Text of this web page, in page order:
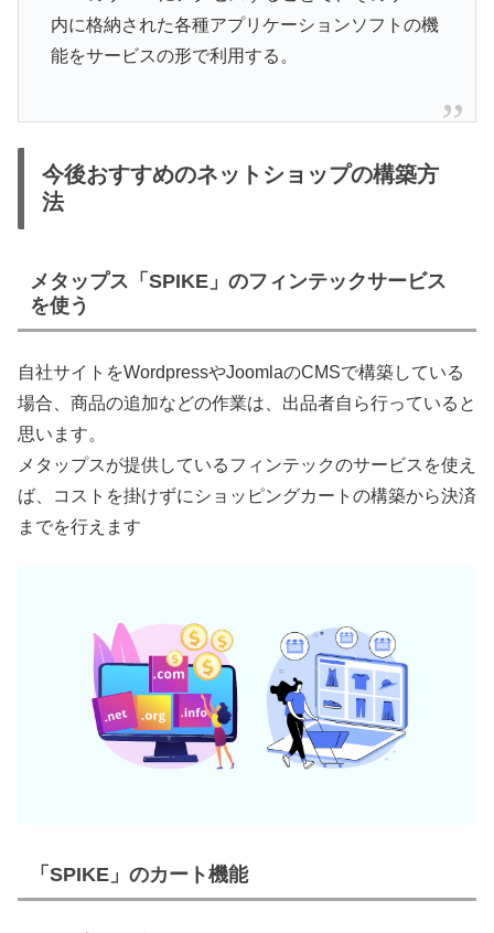
内に格納された各種アプリケーションソフトの機
能をサービスの形で利用する。
今後おすすめのネットショップの構築方
法
メタップス「SPIKE」のフィンテックサービス
を使う
自社サイトをWordpressやJoomlaのCMSで構築している
場合、商品の追加などの作業は、出品者自ら行っていると
思います。
メタップスが提供しているフィンテックのサービスを使え
ば、コストを掛けずにショッピングカートの構築から決済
までを行えます
「SPIKE」のカート機能